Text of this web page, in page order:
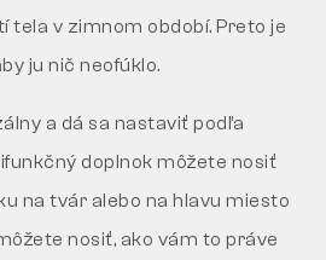
tela v zimnom období. Preto je
ju nič neofúklo.
a dá sa nastaviť podľa
doplnok môžete nosiť
na tvár alebo na hlavu miesto
nosiť, ako vám to práve